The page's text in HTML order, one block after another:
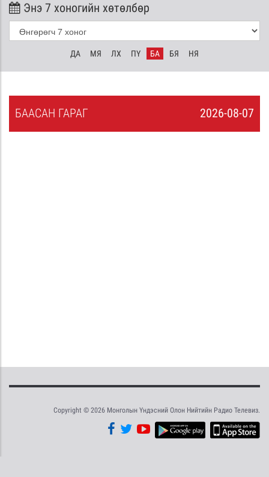
Энэ 7 хоногийн хөтөлбөр
ДА МЯ ЛХ ПҮ БА БЯ НЯ
2026-08-07
БААСАН ГАРАГ
Copyright © 2026 Монголын Үндэсний Олон Нийтийн Радио Телевиз.